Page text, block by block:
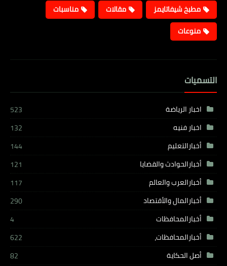
مطبخ شيفاتايمز
مقالات
مناسبات
منوعات
التسميات
اخبار الرياضة
523
اخبار فنيه
132
أخبارالتعليم
144
أخبارالحوادث والقضايا
121
أخبارالعرب والعالم
117
أخبارالمال والأقتصاد
290
أخبارالمحافظات
4
أخبارالمحافظات،
622
أصل الحكاية
82